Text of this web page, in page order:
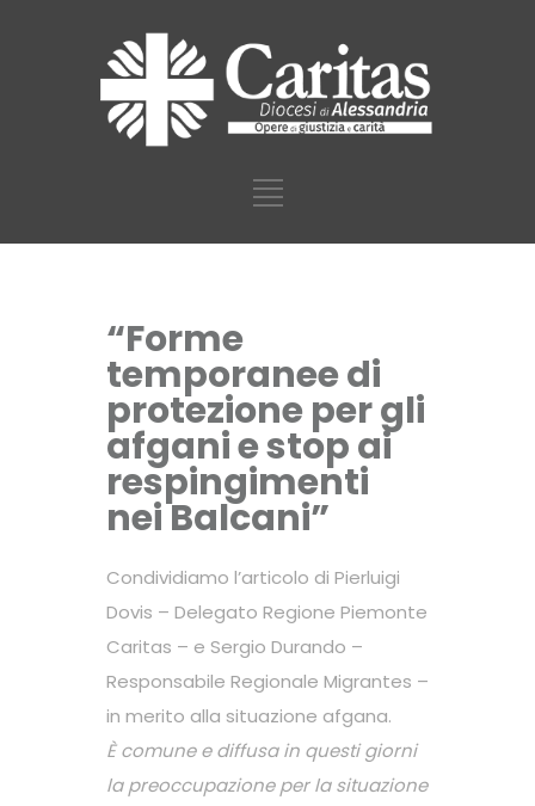
“Forme
temporanee di
protezione per gli
afgani e stop ai
respingimenti
nei Balcani”
Condividiamo l’articolo di Pierluigi
Dovis – Delegato Regione Piemonte
Caritas – e Sergio Durando –
Responsabile Regionale Migrantes –
in merito alla situazione afgana.
È comune e diffusa in questi giorni
la preoccupazione per la situazione